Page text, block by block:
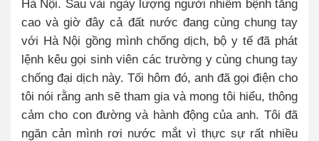
Hà Nội. Sau vài ngày lượng người nhiễm bệnh tăng
cao và giờ đây cả đất nước đang cùng chung tay
với Hà Nội gồng mình chống dịch, bộ y tế đã phát
lệnh kêu gọi sinh viên các trường y cùng chung tay
chống đại dịch này. Tối hôm đó, anh đã gọi điện cho
tôi nói rằng anh sẽ tham gia và mong tôi hiểu, thông
cảm cho con đường và hành động của anh. Tôi đã
ngăn cản mình rơi nước mắt vì thực sự rất nhiều